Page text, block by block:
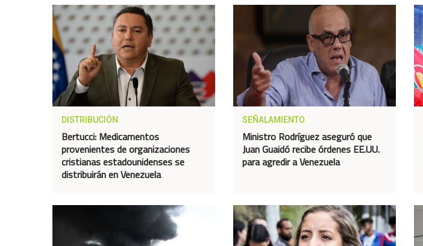
DISTRIBUCIÓN
Bertucci: Medicamentos
provenientes de organizaciones
cristianas estadounidenses se
distribuirán en Venezuela
SEÑALAMIENTO
Ministro Rodríguez aseguró que
Juan Guaidó recibe órdenes EE.UU.
para agredir a Venezuela